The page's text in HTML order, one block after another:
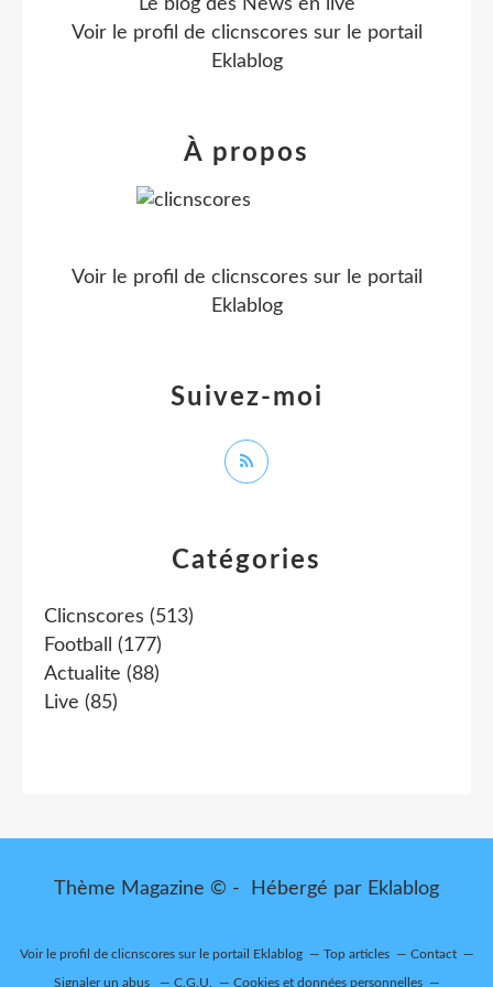
Catégories
Clicnscores (513)
Football
(177)
Actualite (88)
Live (85)
Le blog des News en live
Voir le profil de clicnscores sur le portail
Eklablog
Suivez-moi
À propos
Voir le profil de clicnscores sur le portail
Eklablog
Thème Magazine © - Hébergé par Eklablog
Voir le profil de clicnscoressur le portail Eklablog Top articles Contact
Signaler un abus C.G.U. Cookies et données personnelles